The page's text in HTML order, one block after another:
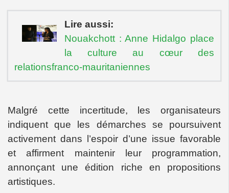
Lire aussi:
Nouakchott : Anne Hidalgo place
la culture au cœur des
relationsfranco-mauritaniennes
Malgré cette incertitude, les organisateurs
indiquent que les démarches se poursuivent
activement dans l’espoir d’une issue favorable
et affirment maintenir leur programmation,
annonçant une édition riche en propositions
artistiques.